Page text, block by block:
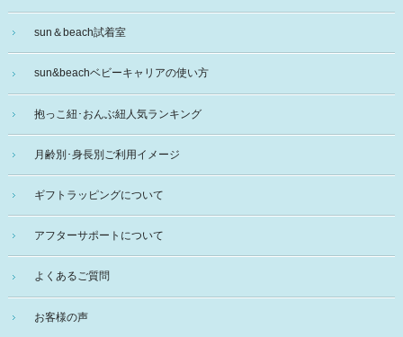
sun＆beach試着室
sun&beachベビーキャリアの使い方
抱っこ紐･おんぶ紐人気ランキング
月齢別･身長別ご利用イメージ
ギフトラッピングについて
アフターサポートについて
よくあるご質問
お客様の声